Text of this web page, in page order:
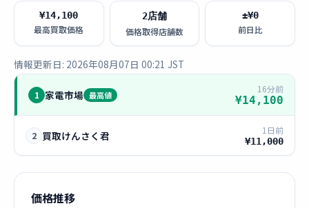
¥14,100
最高買取価格
2店舗
価格取得店舗数
±¥0
前日比
情報更新日: 2026年08月07日 00:21 JST
1 家電市場 最高値
16分前
¥14,100
2 買取けんさく君 1日前
¥11,000
価格推移